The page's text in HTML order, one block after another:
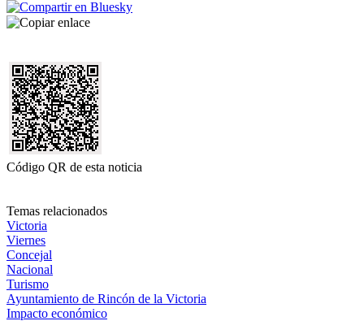
Código QR de esta noticia
Temas relacionados
Victoria
Viernes
Concejal
Nacional
Turismo
Ayuntamiento de Rincón de la Victoria
Impacto económico